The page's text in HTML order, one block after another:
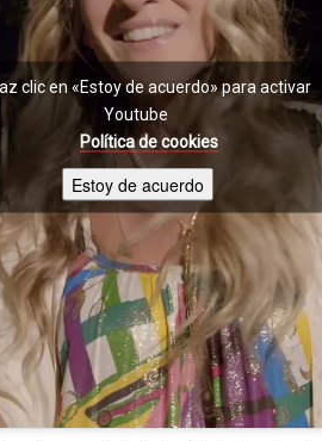
clic en «Estoy de acuerdo» para activar
Youtube
Política de cookies
Estoy de acuerdo